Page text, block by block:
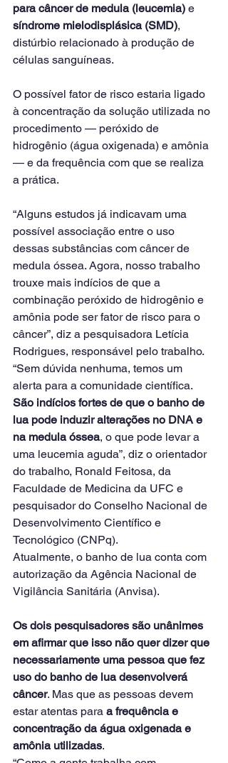
para câncer de medula (leucemia) e
síndrome mielodisplásica (SMD),
distúrbio relacionado à produção de
células sanguíneas.
O possível fator de risco estaria ligado
à concentração da solução utilizada no
procedimento — peróxido de
hidrogênio (água oxigenada) e amônia
— e da frequência com que se realiza
a prática.
“Alguns estudos já indicavam uma
possível associação entre o uso
dessas substâncias com câncer de
medula óssea. Agora, nosso trabalho
trouxe mais indícios de que a
combinação peróxido de hidrogênio e
amônia pode ser fator de risco para o
câncer”, diz a pesquisadora Letícia
Rodrigues, responsável pelo trabalho.
“Sem dúvida nenhuma, temos um
alerta para a comunidade científica.
São indícios fortes de que o banho de
lua pode induzir alterações no DNA e
na medula óssea, o que pode levar a
uma leucemia aguda”, diz o orientador
do trabalho, Ronald Feitosa, da
Faculdade de Medicina da UFC e
pesquisador do Conselho Nacional de
Desenvolvimento Científico e
Tecnológico (CNPq).
Atualmente, o banho de lua conta com
autorização da Agência Nacional de
Vigilância Sanitária (Anvisa).
Os dois pesquisadores são unânimes
em afirmar que isso não quer dizer que
necessariamente uma pessoa que fez
uso do banho de lua desenvolverá
câncer. Mas que as pessoas devem
estar atentas para a frequência e
concentração da água oxigenada e
amônia utilizadas.